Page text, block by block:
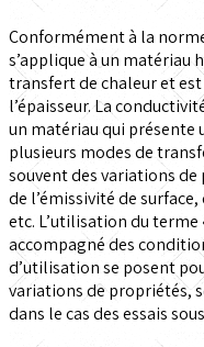
Conformément à la
s’applique à un matériau
transfert de chaleur et
l’épaisseur. La
un matériau qui
plusieurs modes de
souvent des variations
de l’émissivité de
etc. L’utilisation du
accompagné des
d’utilisation se posent
variations de propriétés,
dans le cas des essais